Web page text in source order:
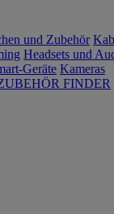
und Zubehör
Headsets und
Geräte Kameras
FINDER